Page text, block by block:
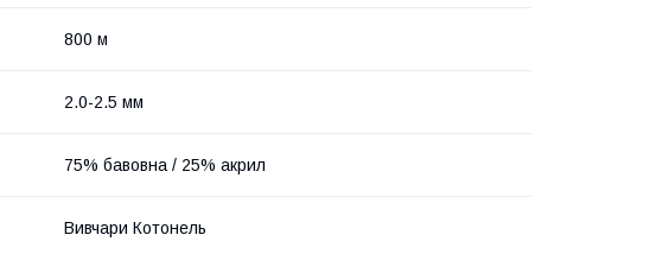
800 м
2.0-2.5 мм
75% бавовна / 25% акрил
Вивчари Котонель